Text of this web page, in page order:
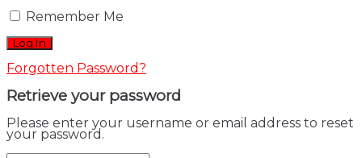
Remember Me
Forgotten Password?
Retrieve your password
Please enter your username or email address to reset
your password.